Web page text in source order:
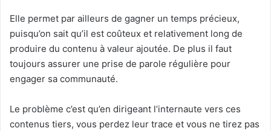
Elle permet par ailleurs de gagner un temps précieux,
puisqu’on sait qu’il est coûteux et relativement long de
produire du contenu à valeur ajoutée. De plus il faut
toujours assurer une prise de parole régulière pour
engager sa communauté.
Le problème c’est qu’en dirigeant l’internaute vers ces
contenus tiers, vous perdez leur trace et vous ne tirez pas